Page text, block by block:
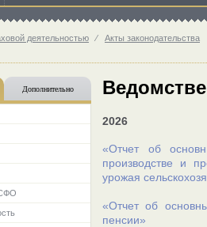
деятельностью ⁄ Акты законодательства
Дополнительно
2026
«Отчет об
производстве и
урожая
«Отчет об
пенсии»